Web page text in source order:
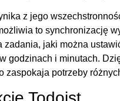
z jego
to synchronizację
zadania, jaki można
godzinach i minutach.
zaspokaja potrzeby